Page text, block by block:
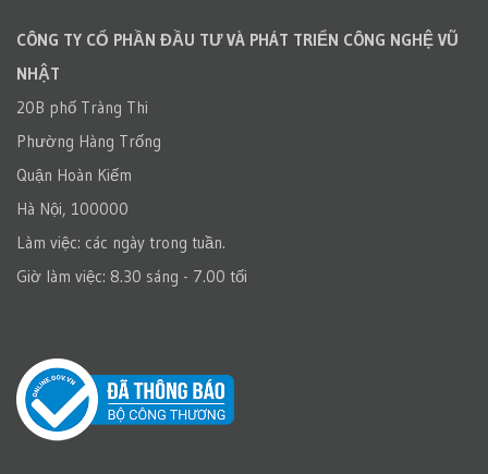
CÔNG TY CỔ PHẦN ĐẦU TƯ VÀ PHÁT TRIỂN CÔNG NGHỆ VŨ
NHẬT
20B phố Tràng Thi
Phường Hàng Trống
Quận Hoàn Kiếm
Hà Nội, 100000
Làm việc: các ngày trong tuần.
Giờ làm việc: 8.30 sáng - 7.00 tối